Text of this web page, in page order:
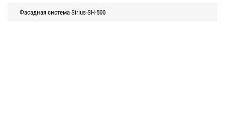
Фасадная система Sirius-SH-500